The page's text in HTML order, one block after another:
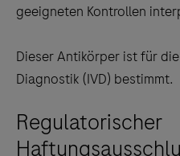
geeigneten Kontrollen
Dieser Antikörper ist für
Diagnostik (IVD) bestimmt.
Regulatorischer